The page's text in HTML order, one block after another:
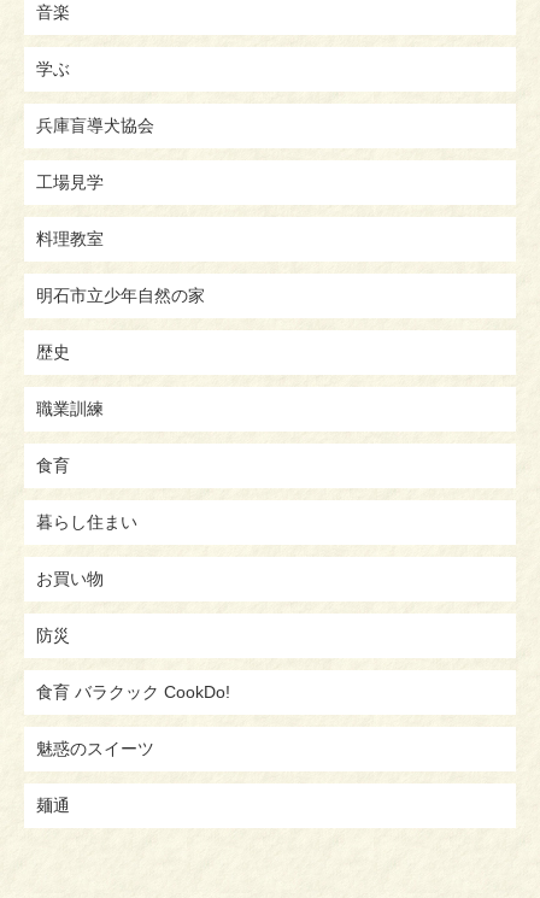
音楽
学ぶ
兵庫盲導犬協会
工場見学
料理教室
明石市立少年自然の家
歴史
職業訓練
食育
暮らし住まい
お買い物
防災
食育 バラクック CookDo!
魅惑のスイーツ
麺通